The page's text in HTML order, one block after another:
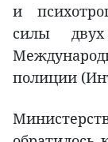
и
силы
полиции